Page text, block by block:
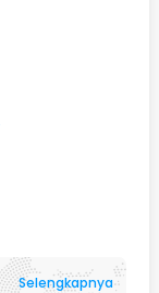
Selengkapnya